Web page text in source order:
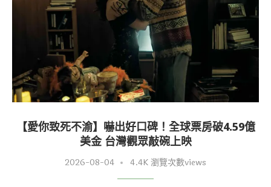
【愛你致死不渝】嚇出好口碑！全球票房破4.59億
美金 台灣觀眾敲碗上映
2026-08-04 4.4K 瀏覽次數views